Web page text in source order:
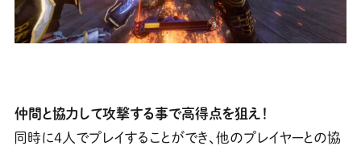
仲間と協力して攻撃する事で高得点を狙え！
同時に4人でプレイすることができ、他のプレイヤーとの協